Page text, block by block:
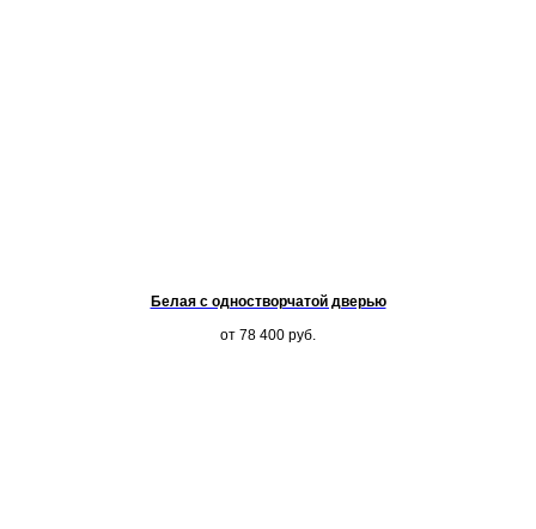
Белая с одностворчатой дверью
от 78 400 руб.